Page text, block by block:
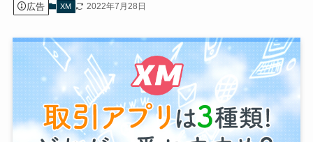
広告 XM 2022年7月28日